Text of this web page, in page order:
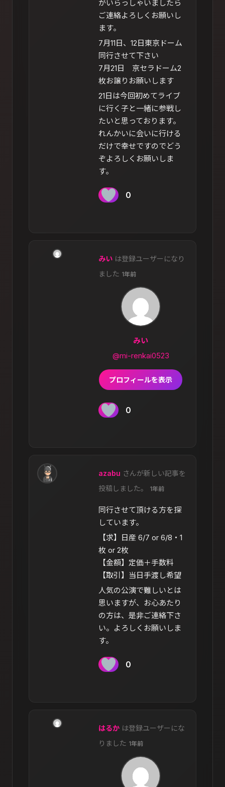
がいらっしゃいましたら
ご連絡よろしくお願いし
ます｡
7月11日、12日東京ドーム
同行させて下さい
7月21日 京セラドーム2
枚お譲りお願いします
21日は今回初めてライブ
に行く子と一緒に参戦し
たいと思っております。
れんかいに会いに行ける
だけで幸せですのでどう
ぞよろしくお願いしま
す｡
0
みい は登録ユーザーになり
ました 1年前
みい
@mi-renkai0523
プロフィールを表示
0
azabu さんが新しい記事を
投稿しました。
1年前
同行させて頂ける方を探
しています。
【求】日産 6/7 or 6/8・1
枚 or 2枚
【金額】定価＋手数料
【取引】当日手渡し希望
人気の公演で難しいとは
思いますが、お心あたり
の方は、是非ご連絡下さ
い。よろしくお願いしま
す。
0
はるか は登録ユーザーにな
りました 1年前